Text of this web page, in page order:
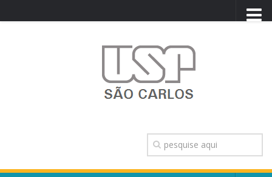
TRANSPARÊNCIA
OUVIDORIA